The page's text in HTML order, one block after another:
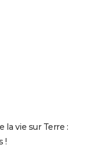
la vie sur Terre :
!